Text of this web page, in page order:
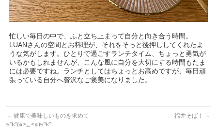
忙しい毎日の中で、ふと立ち止まって自分と向き合う時間。
LUANさんの空間とお料理が、それをそっと後押ししてくれたよ
うな気がします。ひとりで過ごすランチタイム、ちょっと勇気が
いるかもしれませんが、こんな風に自分を大切にする時間もたま
には必要ですね。ランチとしてはちょっとお高めですが、毎日頑
張っている自分へ贅沢なご褒美になりました。
← 健康で美味しいものを求めて
ŧ‹”ŧ‹”(๑>؂<๑)ŧ‹"ŧ‹"
福井そば！ →